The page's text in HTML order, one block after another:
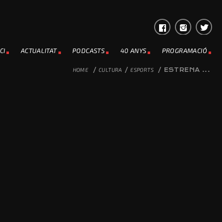
ACTUALITAT PODCASTS 40 ANYS PROGRAMACIÓ
HOME / CULTURA / ESPORTS / ESTRENA ...